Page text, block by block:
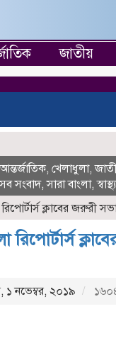
জাতীয়
আন্তর্জাতিক, খেলাধুলা,
সব সংবাদ,সারা বাংলা,স্বাস্থ্য
ক্লাবের জরুরী
১ নভেম্বর, ২০১৯